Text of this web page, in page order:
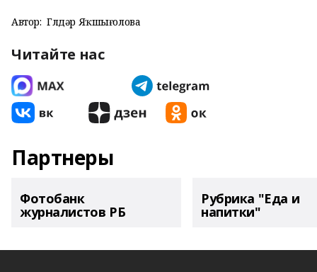
Автор: Гөлдәр Яҡшығолова
Читайте нас
Партнеры
Фотобанк
журналистов РБ
Рубрика "Еда и
напитки"